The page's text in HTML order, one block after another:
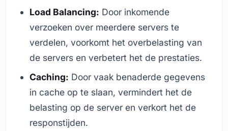
Load Balancing: Door inkomende
verzoeken over meerdere servers te
verdelen, voorkomt het overbelasting van
de servers en verbetert het de prestaties.
Caching: Door vaak benaderde gegevens
in cache op te slaan, vermindert het de
belasting op de server en verkort het de
responstijden.